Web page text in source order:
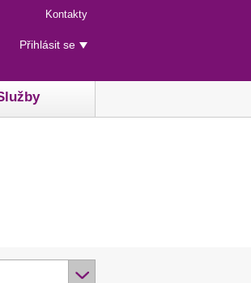
Menu
rychlého
přístupu
Kontakty
Uživatelské
menu
Přihlásit se